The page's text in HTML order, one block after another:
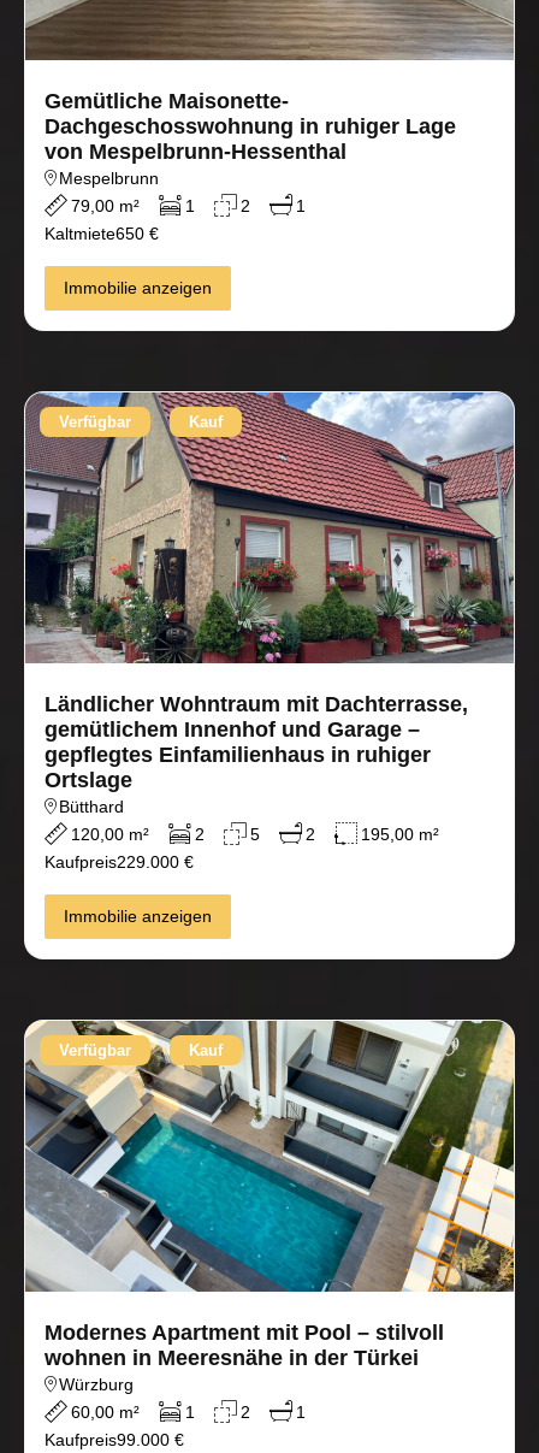
Gemütliche Maisonette-
Dachgeschosswohnung in ruhiger Lage
von Mespelbrunn-Hessenthal
Mespelbrunn
79,00 m²
1 2
1
Kaltmiete650 €
Immobilie anzeigen
Verfügbar Kauf
Ländlicher Wohntraum mit Dachterrasse,
gemütlichem Innenhof und Garage –
gepflegtes Einfamilienhaus in ruhiger
Ortslage
Bütthard
120,00 m²
2 5 2
195,00 m²
Kaufpreis229.000 €
Immobilie anzeigen
Verfügbar Kauf
Modernes Apartment mit Pool – stilvoll
wohnen in Meeresnähe in der Türkei
Würzburg
60,00 m²
1 2
1
Kaufpreis99.000 €